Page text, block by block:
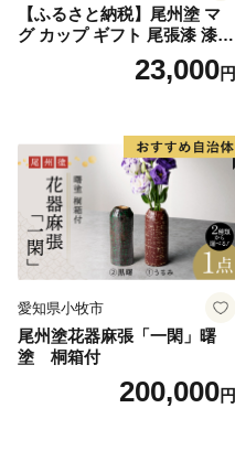
【ふるさと納税】尾州塗 マ
グ カップ ギフト 尾張漆 漆
漆器 漆器工芸 工芸品 芸術性
実用性 抗菌性 美味しく安全
ウイルス効果 お取り寄せ 愛
知県 小牧市 送料無料
23,000円
愛知県小牧市
尾州塗花器麻張「一閑」曙
塗 桐箱付
200,000円